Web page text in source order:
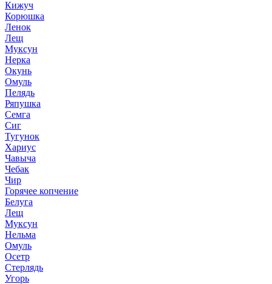
Кижуч
Корюшка
Ленок
Лещ
Муксун
Нерка
Окунь
Омуль
Пелядь
Ряпушка
Семга
Сиг
Тугунок
Хариус
Чавыча
Чебак
Чир
Горячее копчение
Белуга
Лещ
Муксун
Нельма
Омуль
Осетр
Стерлядь
Угорь